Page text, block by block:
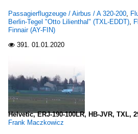
Passagierflugzeuge / Airbus / A 320-200,
Berlin-Tegel "Otto Lilienthal" (TXL-EDDT),
Finnair (AY-FIN)
 391. 01.01.2020
Helvetic, ERJ-190-100LR, HB-JVR, TXL,
Frank Maczkowicz